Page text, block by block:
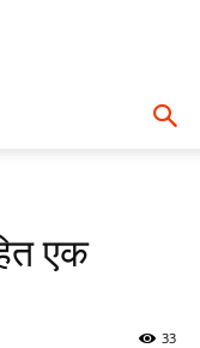
एक
33